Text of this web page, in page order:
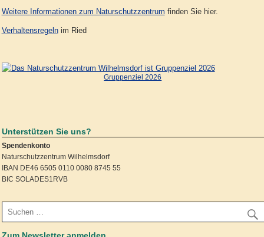
Weitere Informationen zum Naturschutzzentrum finden Sie hier.
Verhaltensregelnim Ried
Gruppenziel 2026
Unterstützen Sie uns?
Spendenkonto
Naturschutzzentrum Wilhelmsdorf
IBAN DE46 6505 0110 0080 8745 55
BIC SOLADES1RVB